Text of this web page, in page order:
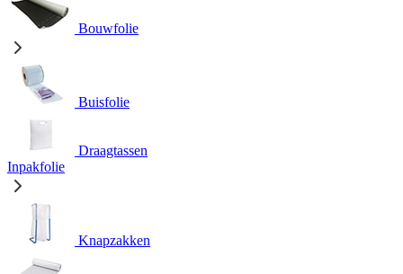
Bouwfolie
Buisfolie
Draagtassen
Inpakfolie
Knapzakken